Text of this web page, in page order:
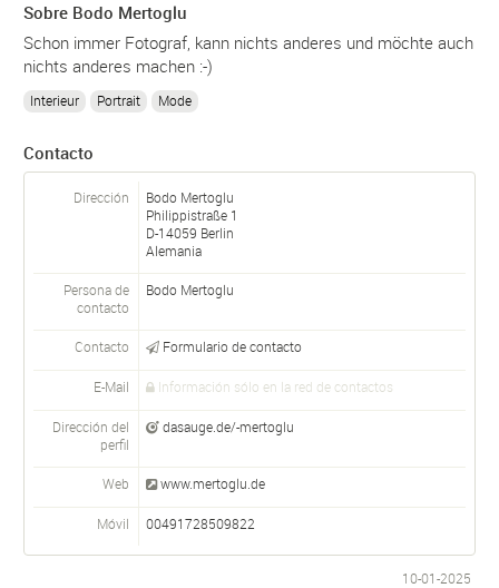
Sobre Bodo Mertoglu
Schon immer Fotograf, kann nichts anderes und möchte auch
nichts anderes machen :-)
Interieur Portrait Mode
Contacto
Dirección
Bodo Mertoglu
Philippistraße 1
D-14059 Berlin
Alemania
Persona de
contacto
Bodo Mertoglu
Contacto Formulario de contacto
E-Mail Información sólo en la red de contactos
Dirección del
perfil
dasauge.de/-mertoglu
Web www.mertoglu.de
Móvil 00491728509822
10-01-2025